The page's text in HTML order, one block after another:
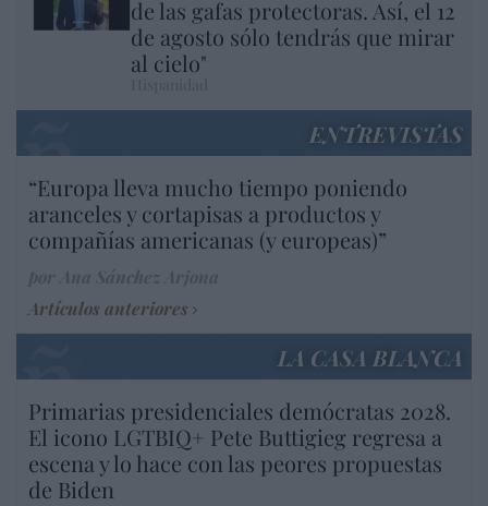
de las gafas protectoras. Así, el 12
de agosto sólo tendrás que mirar
al cielo"
ENTREVISTAS
“Europa lleva mucho tiempo poniendo
aranceles y cortapisas a productos y
compañías americanas (y europeas)”
Artículos anteriores
LA CASA BLANCA
Primarias presidenciales demócratas 2028.
El icono LGTBIQ+ Pete Buttigieg regresa a
escena y lo hace con las peores propuestas
de Biden